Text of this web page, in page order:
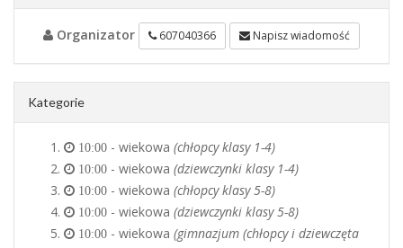
Organizator 607040366 Napisz wiadomość
Kategorie
10:00 - wiekowa (chłopcy klasy 1-4)
10:00 - wiekowa (dziewczynki klasy 1-4)
10:00 - wiekowa (chłopcy klasy 5-8)
10:00 - wiekowa (dziewczynki klasy 5-8)
10:00 - wiekowa (gimnazjum (chłopcy i dziewczęta